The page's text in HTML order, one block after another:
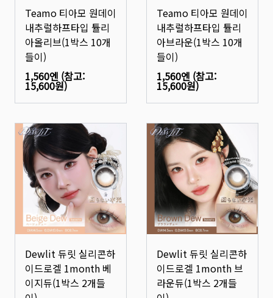
Teamo 티아모 원데이
내추럴하프타입 튤리
아올리브(1박스 10개
들이)
1,560엔 (참고:
15,600원)
Teamo 티아모 원데이
내추럴하프타입 튤리
아브라운(1박스 10개
들이)
1,560엔 (참고:
15,600원)
Dewlit 듀릿 실리콘하
이드로겔 1month 베
이지듀(1박스 2개들
Dewlit 듀릿 실리콘하
이드로겔 1month 브
라운듀(1박스 2개들